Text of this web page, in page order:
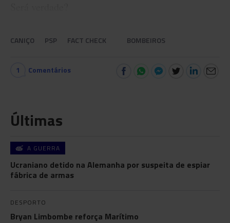
CANIÇO PSP FACT CHECK BOMBEIROS
1 Comentários
Últimas
A GUERRA
Ucraniano detido na Alemanha por suspeita de espiar
fábrica de armas
DESPORTO
Bryan Limbombe reforça Marítimo